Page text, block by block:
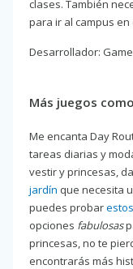
clases. También
para ir al campus
Desarrollador:
Más juegos
Me encanta Day
tareas diarias y
vestir y princesas,
jardín que necesita
puedes probar
opciones fabulosas
princesas, no te
encontrarás más